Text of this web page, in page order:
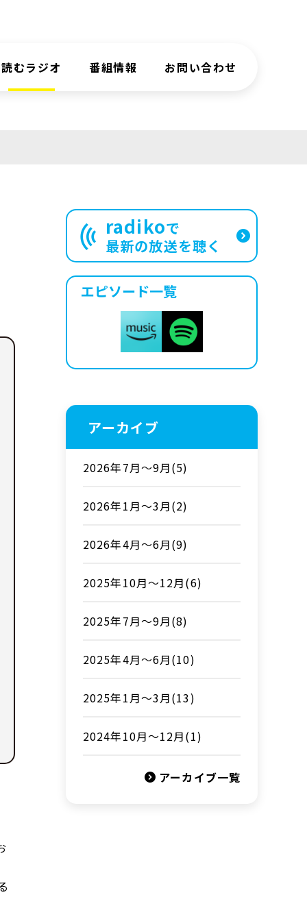
読むラジオ 番組情報 お問い合わせ
radikoで
最新の放送を聴く
エピソード一覧
アーカイブ
2026年7月～9月(5)
2026年1月～3月(2)
2026年4月～6月(9)
2025年10月～12月(6)
2025年7月～9月(8)
2025年4月～6月(10)
2025年1月〜3月(13)
2024年10月～12月(1)
アーカイブ一覧